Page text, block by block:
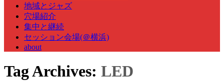
地域とジャズ
穴場紹介
集中と継続
セッション会場(＠横浜)
about
Tag Archives: LED